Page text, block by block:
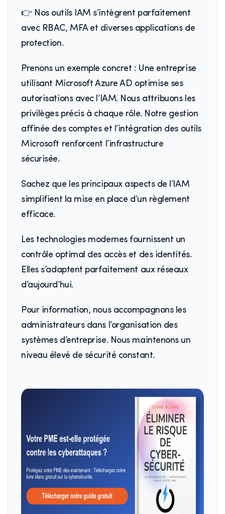
👉 Nos outils IAM s’intègrent parfaitement
avec RBAC, MFA et diverses applications de
protection.
Prenons un exemple concret : Une entreprise
utilisant Microsoft Azure AD optimise ses
autorisations avec l’IAM. Nous attribuons les
privilèges précis à chaque rôle. Notre gestion
affinée des comptes et l’intégration des outils
Microsoft renforcent l’infrastructure
sécurisée.
Sachez que les principaux aspects de l’IAM
simplifient la mise en place d’un règlement
efficace.
Les technologies modernes fournissent un
contrôle optimal des accès et des identités.
Elles s’adaptent parfaitement aux réseaux
d’aujourd’hui.
Pour information, nous accompagnons les
administrateurs dans l’organisation des
systèmes d’entreprise. Nous maintenons un
niveau élevé de sécurité constant.